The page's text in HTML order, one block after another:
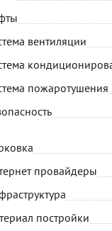
вентиляции
пожаротушения
провайдеры
постройки